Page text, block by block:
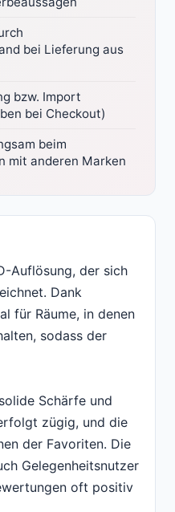
bei Lieferung aus
bzw. Import
bei Checkout)
beim
mit anderen Marken
Auflösung, der sich
Dank
für Räume, in denen
sodass der
Schärfe und
zügig, und die
der Favoriten. Die
Gelegenheitsnutzer
oft positiv